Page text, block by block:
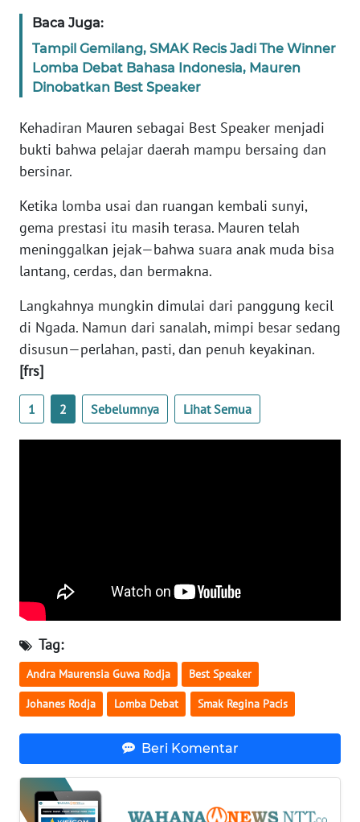
Baca Juga:
Tampil Gemilang, SMAK Recis Jadi The Winner
Lomba Debat Bahasa Indonesia, Mauren
Dinobatkan Best Speaker
Kehadiran Mauren sebagai Best Speaker menjadi
bukti bahwa pelajar daerah mampu bersaing dan
bersinar.
Ketika lomba usai dan ruangan kembali sunyi,
gema prestasi itu masih terasa. Mauren telah
meninggalkan jejak—bahwa suara anak muda bisa
lantang, cerdas, dan bermakna.
Langkahnya mungkin dimulai dari panggung kecil
di Ngada. Namun dari sanalah, mimpi besar sedang
disusun—perlahan, pasti, dan penuh keyakinan.
[frs]
1 2 Sebelumnya Lihat Semua
Tag:
Andra Maurensia Guwa Rodja Best Speaker
Johanes Rodja Lomba Debat Smak Regina Pacis
Beri Komentar
WN
WN
PAPUA
WN
RIAU
WN
SERAMBI
WN
WN
SULTRA
NTB
BABEL
SUMBAR
WN
SUMSEL
BENGKULU
WN